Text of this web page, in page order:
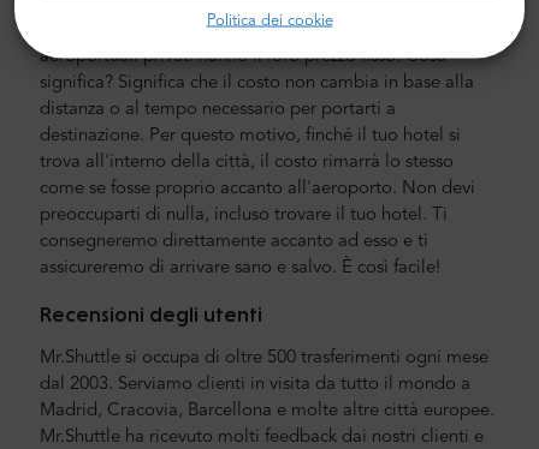
Politica dei cookie
credito o PayPal. Ricorda che solo i trasferimenti
aeroportuali privati hanno il loro prezzo fisso. Cosa
significa? Significa che il costo non cambia in base alla
distanza o al tempo necessario per portarti a
destinazione. Per questo motivo, finché il tuo hotel si
trova all'interno della città, il costo rimarrà lo stesso
come se fosse proprio accanto all'aeroporto. Non devi
preoccuparti di nulla, incluso trovare il tuo hotel. Ti
consegneremo direttamente accanto ad esso e ti
assicureremo di arrivare sano e salvo. È così facile!
Recensioni degli utenti
Mr.Shuttle si occupa di oltre 500 trasferimenti ogni mese
dal 2003. Serviamo clienti in visita da tutto il mondo a
Madrid, Cracovia, Barcellona e molte altre città europee.
Mr.Shuttle ha ricevuto molti feedback dai nostri clienti e